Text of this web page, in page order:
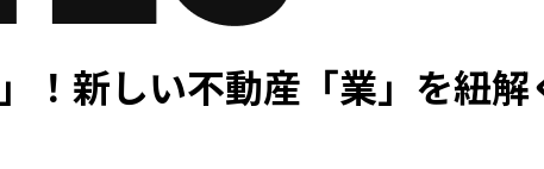
――新しい不動産「業」を紐解